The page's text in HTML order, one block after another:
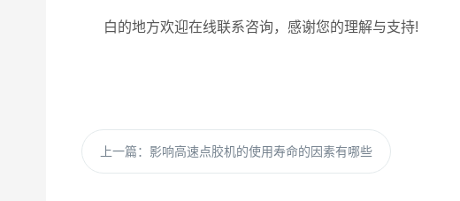
白的地方欢迎在线联系咨询，感谢您的理解与支持!
上一篇： 影响高速点胶机的使用寿命的因素有哪些